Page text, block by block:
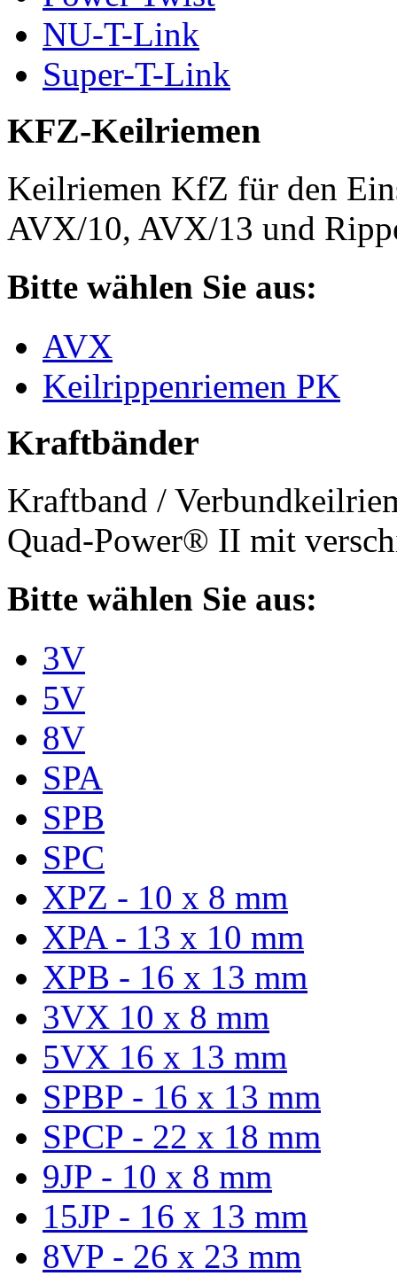
NU-T-Link
Super-T-Link
KFZ-Keilriemen
Keilriemen KfZ für den
AVX/10, AVX/13 und
Bitte wählen Sie aus:
AVX
Keilrippenriemen PK
Kraftbänder
Kraftband /
Quad-Power® II mit
Bitte wählen Sie aus:
3V
5V
8V
SPA
SPB
SPC
XPZ - 10 x 8 mm
XPA - 13 x 10 mm
XPB - 16 x 13 mm
3VX 10 x 8 mm
5VX 16 x 13 mm
SPBP - 16 x 13 mm
SPCP - 22 x 18 mm
9JP - 10 x 8 mm
15JP - 16 x 13 mm
8VP - 26 x 23 mm